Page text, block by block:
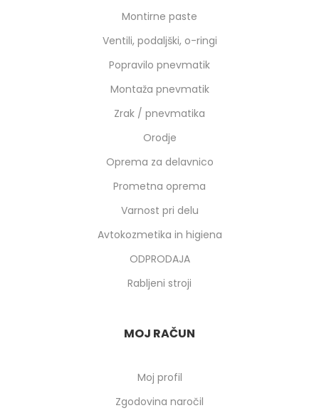
Montirne paste
Ventili, podaljški, o-ringi
Popravilo pnevmatik
Montaža pnevmatik
Zrak / pnevmatika
Orodje
Oprema za delavnico
Prometna oprema
Varnost pri delu
Avtokozmetika in higiena
ODPRODAJA
Rabljeni stroji
MOJ RAČUN
Moj profil
Zgodovina naročil